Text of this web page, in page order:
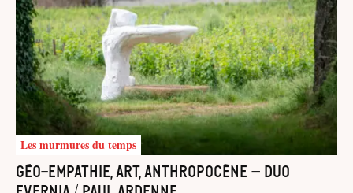
Les murmures du temps
Géo-empathie, art, anthropocène – Duo